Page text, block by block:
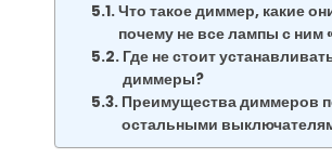
Что такое диммер, какие
почему не все лампы с ним
Где не стоит
диммеры?
Преимущества диммеров
остальными